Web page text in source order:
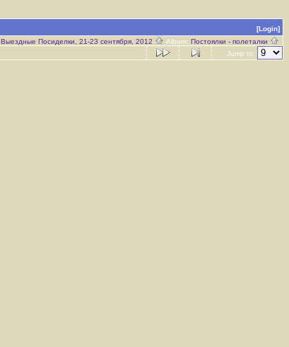
[Login]
Выездные Посиделки, 21-23 сентября, 2012 Album: Постоялки - полеталки
Jump to: